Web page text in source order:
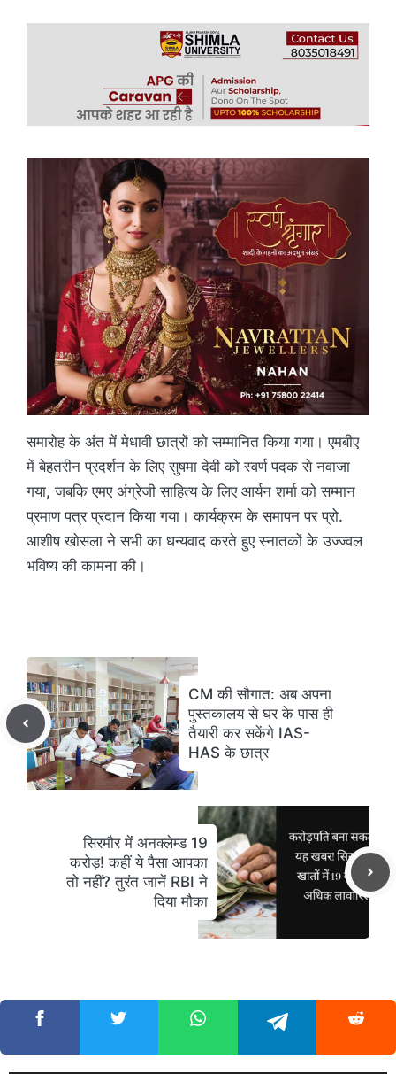
समारोह के अंत में मेधावी छात्रों को सम्मानित किया गया। एमबीए
में बेहतरीन प्रदर्शन के लिए सुषमा देवी को स्वर्ण पदक से नवाजा
गया, जबकि एमए अंग्रेजी साहित्य के लिए आर्यन शर्मा को सम्मान
प्रमाण पत्र प्रदान किया गया। कार्यक्रम के समापन पर प्रो.
आशीष खोसला ने सभी का धन्यवाद करते हुए स्नातकों के उज्ज्वल
भविष्य की कामना की।
CM की सौगात: अब अपना
पुस्तकालय से घर के पास ही
तैयारी कर सकेंगे IAS-
HAS के छात्र
सिरमौर में अनक्लेम्ड 19
करोड़! कहीं ये पैसा आपका
तो नहीं? तुरंत जानें RBI ने
दिया मौका